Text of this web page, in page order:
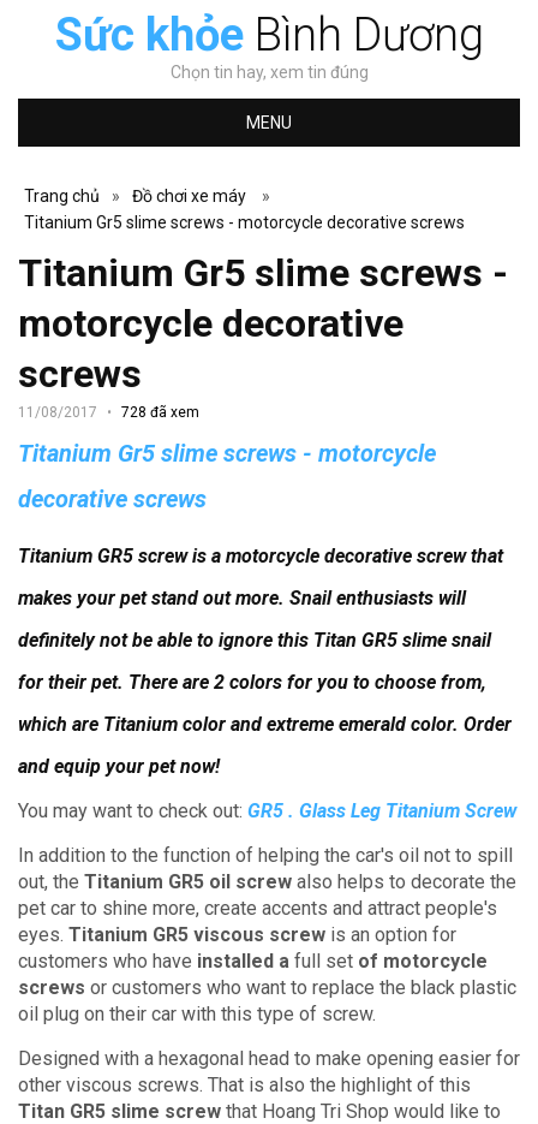
Sức khỏeBình Dương
Chọn tin hay, xem tin đúng
MENU
Trang chủ » Đồ chơi xe máy
»
Titanium Gr5 slime screws - motorcycle decorative screws
Titanium Gr5 slime screws -
motorcycle decorative
screws
11/08/2017 728 đã xem
Titanium Gr5 slime screws - motorcycle
decorative screws
Titanium GR5 screw is a motorcycle decorative screw that
makes your pet stand out more. Snail enthusiasts will
definitely not be able to ignore this Titan GR5 slime snail
for their pet. There are 2 colors for you to choose from,
which are Titanium color and extreme emerald color. Order
and equip your pet now!
You may want to check out: GR5 . Glass Leg Titanium Screw
In addition to the function of helping the car's oil not to spill
out, the Titanium GR5 oil screw also helps to decorate the
pet car to shine more, create accents and attract people's
eyes. Titanium GR5 viscous screw is an option for
customers who have installed a full set of motorcycle
screws or customers who want to replace the black plastic
oil plug on their car with this type of screw.
Designed with a hexagonal head to make opening easier for
other viscous screws. That is also the highlight of this
Titan GR5 slime screw that Hoang Tri Shop would like to